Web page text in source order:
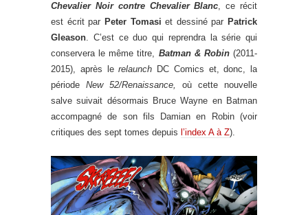
Chevalier Noir contre Chevalier Blanc, ce récit
est écrit par Peter Tomasi et dessiné par Patrick
Gleason. C’est ce duo qui reprendra la série qui
conservera le même titre, Batman & Robin(2011-
2015), après lerelaunch DC Comics et, donc, la
période New 52/Renaissance,
où cette nouvelle
salve suivait désormais Bruce Wayne en Batman
accompagné de son fils Damian en Robin (voir
critiques des sept tomes depuis l’index A à Z).